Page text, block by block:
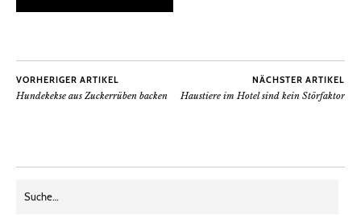
VORHERIGER ARTIKEL
Hundekekse aus Zuckerrüben backen
NÄCHSTER ARTIKEL
Haustiere im Hotel sind kein Störfaktor